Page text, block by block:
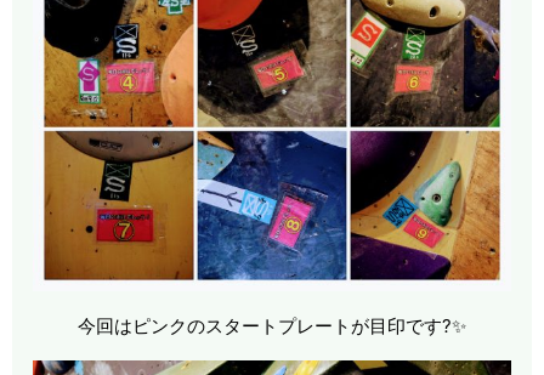
今回はピンクのスタートプレートが目印です?✨